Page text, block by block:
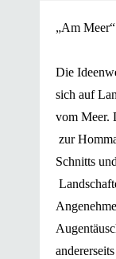
„Am Meer“
Die
sich auf
vom Meer.
zur
Schnitts
1961
1990
eit 1992
Köln